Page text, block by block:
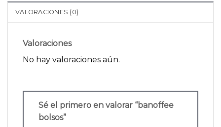
VALORACIONES (0)
Valoraciones
No hay valoraciones aún.
Sé el primero en valorar “banoffee
bolsos”